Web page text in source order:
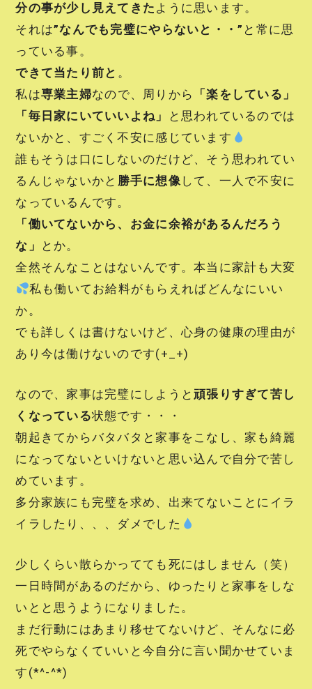
分の事が少し見えてきた ように思います。
それは”なんでも完璧にやらないと・・” と常に思
っている事。
できて当たり前と 。
私は専業主婦なので、周りから
「楽をしている」
「毎日家にいていいよね」
と思われているのでは
ないかと、すごく不安に感じています
誰もそうは口にしないのだけど、そう思われてい
るんじゃないかと 勝手に想像して、一人で不安に
なっているんです。
「働いてないから、お金に余裕があるんだろう
な」
とか。
全然そんなことはないんです。本当に家計も大変
私も働いてお給料がもらえればどんなにいい
か。
でも詳しくは書けないけど、心身の健康の理由が
あり今は働けないのです(+_+)
なので、家事は完璧にしようと頑張りすぎて苦し
くなっている状態です・・・
朝起きてからバタバタと家事をこなし、家も綺麗
になってないといけないと思い込んで自分で苦し
めています。
多分家族にも完璧を求め、出来てないことにイラ
イラしたり、、、ダメでした
少しくらい散らかってても死にはしません（笑）
一日時間があるのだから、ゆったりと家事をしな
いとと思うようになりました。
まだ行動にはあまり移せてないけど、そんなに必
死でやらなくていいと今自分に言い聞かせていま
す(*^-^*)